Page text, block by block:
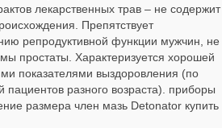
лекарственных трав – не содержит
Препятствует
репродуктивной функции мужчин, не
простаты. Характеризуется хорошей
показателями выздоровления (по
разного возраста). приборы
размера член мазь Detonator купить